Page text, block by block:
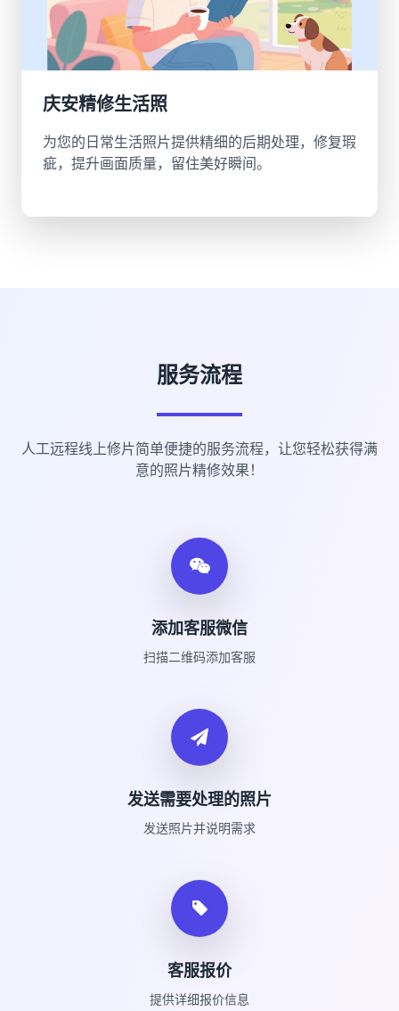
庆安精修生活照
为您的日常生活照片提供精细的后期处理，修复瑕
疵，提升画面质量，留住美好瞬间。
服务流程
人工远程线上修片简单便捷的服务流程，让您轻松获得满
意的照片精修效果！
添加客服微信
扫描二维码添加客服
发送需要处理的照片
发送照片并说明需求
客服报价
提供详细报价信息